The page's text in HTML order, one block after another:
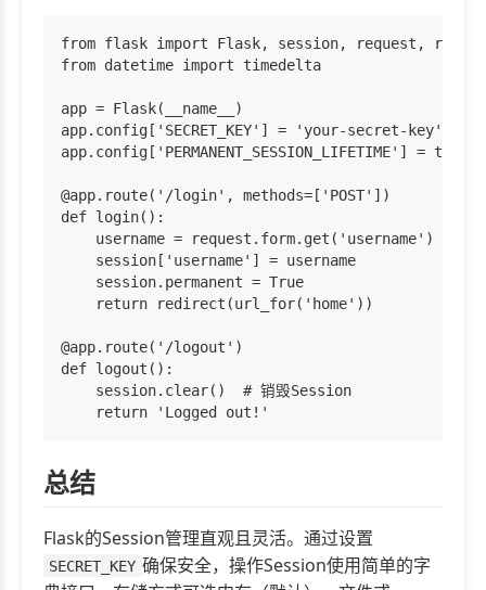
from flask import Flask, session, request,
from datetime import timedelta
app = Flask(__name__)
app.config['SECRET_KEY'] = 'your-secret-key'
app.config['PERMANENT_SESSION_LIFETIME'] =
@app.route('/login', methods=['POST'])
def login():
    username = request.form.get('username')
    session['username'] = username
    session.permanent = True
    return redirect(url_for('home'))
@app.route('/logout')
def logout():
    session.clear()  # 销毁Session
总结
Flask的Session管理直观且灵活。通过设置
SECRET_KEY 确保安全，操作Session使用简单的字